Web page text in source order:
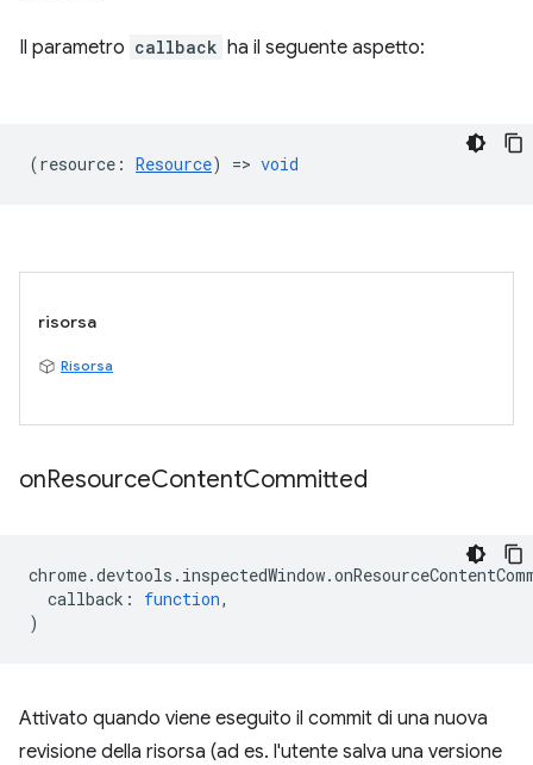
Il parametro callback ha il seguente aspetto:
(resource : Resource) => void
risorsa
Risorsa
onResourceContentCommitted
chrome.devtools . inspectedWindow.
callback : function,
)
Attivato quando viene eseguito il commit di una nuova
revisione della risorsa (ad es. l'utente salva una versione